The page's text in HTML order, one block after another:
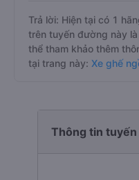
Trả lời: Hiện tại có 1
trên tuyến đường này
thể tham khảo thêm
tại trang này: Xe ghế
Thông tin tuyến